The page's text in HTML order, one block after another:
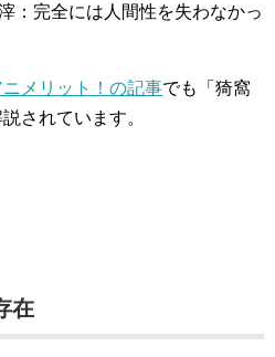
：完全には人間性を失わなかっ
ニメリット！の記事でも「猗窩
されています。
在